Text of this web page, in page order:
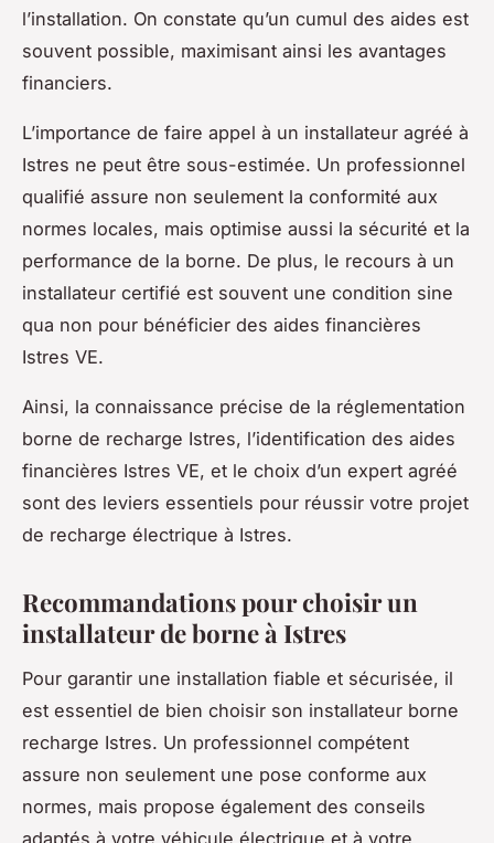
l’installation. On constate qu’un cumul des aides est
souvent possible, maximisant ainsi les avantages
financiers.
L’importance de faire appel à un installateur agréé à
Istres ne peut être sous-estimée. Un professionnel
qualifié assure non seulement la conformité aux
normes locales, mais optimise aussi la sécurité et la
performance de la borne. De plus, le recours à un
installateur certifié est souvent une condition sine
qua non pour bénéficier des aides financières
Istres VE.
Ainsi, la connaissance précise de la réglementation
borne de recharge Istres, l’identification des aides
financières Istres VE, et le choix d’un expert agréé
sont des leviers essentiels pour réussir votre projet
de recharge électrique à Istres.
Recommandations pour choisir un
installateur de borne à Istres
Pour garantir une installation fiable et sécurisée, il
est essentiel de bien choisir son installateur borne
recharge Istres. Un professionnel compétent
assure non seulement une pose conforme aux
normes, mais propose également des conseils